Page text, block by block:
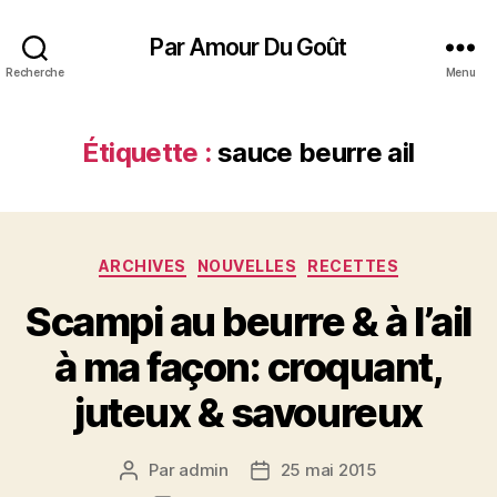
Recherche
Par Amour Du Goût
Menu
Étiquette : sauce beurre ail
Catégories
ARCHIVES NOUVELLES RECETTES
Scampi au beurre & à l’ail
à ma façon: croquant,
juteux & savoureux
Auteur
Par admin
Date25 mai 2015